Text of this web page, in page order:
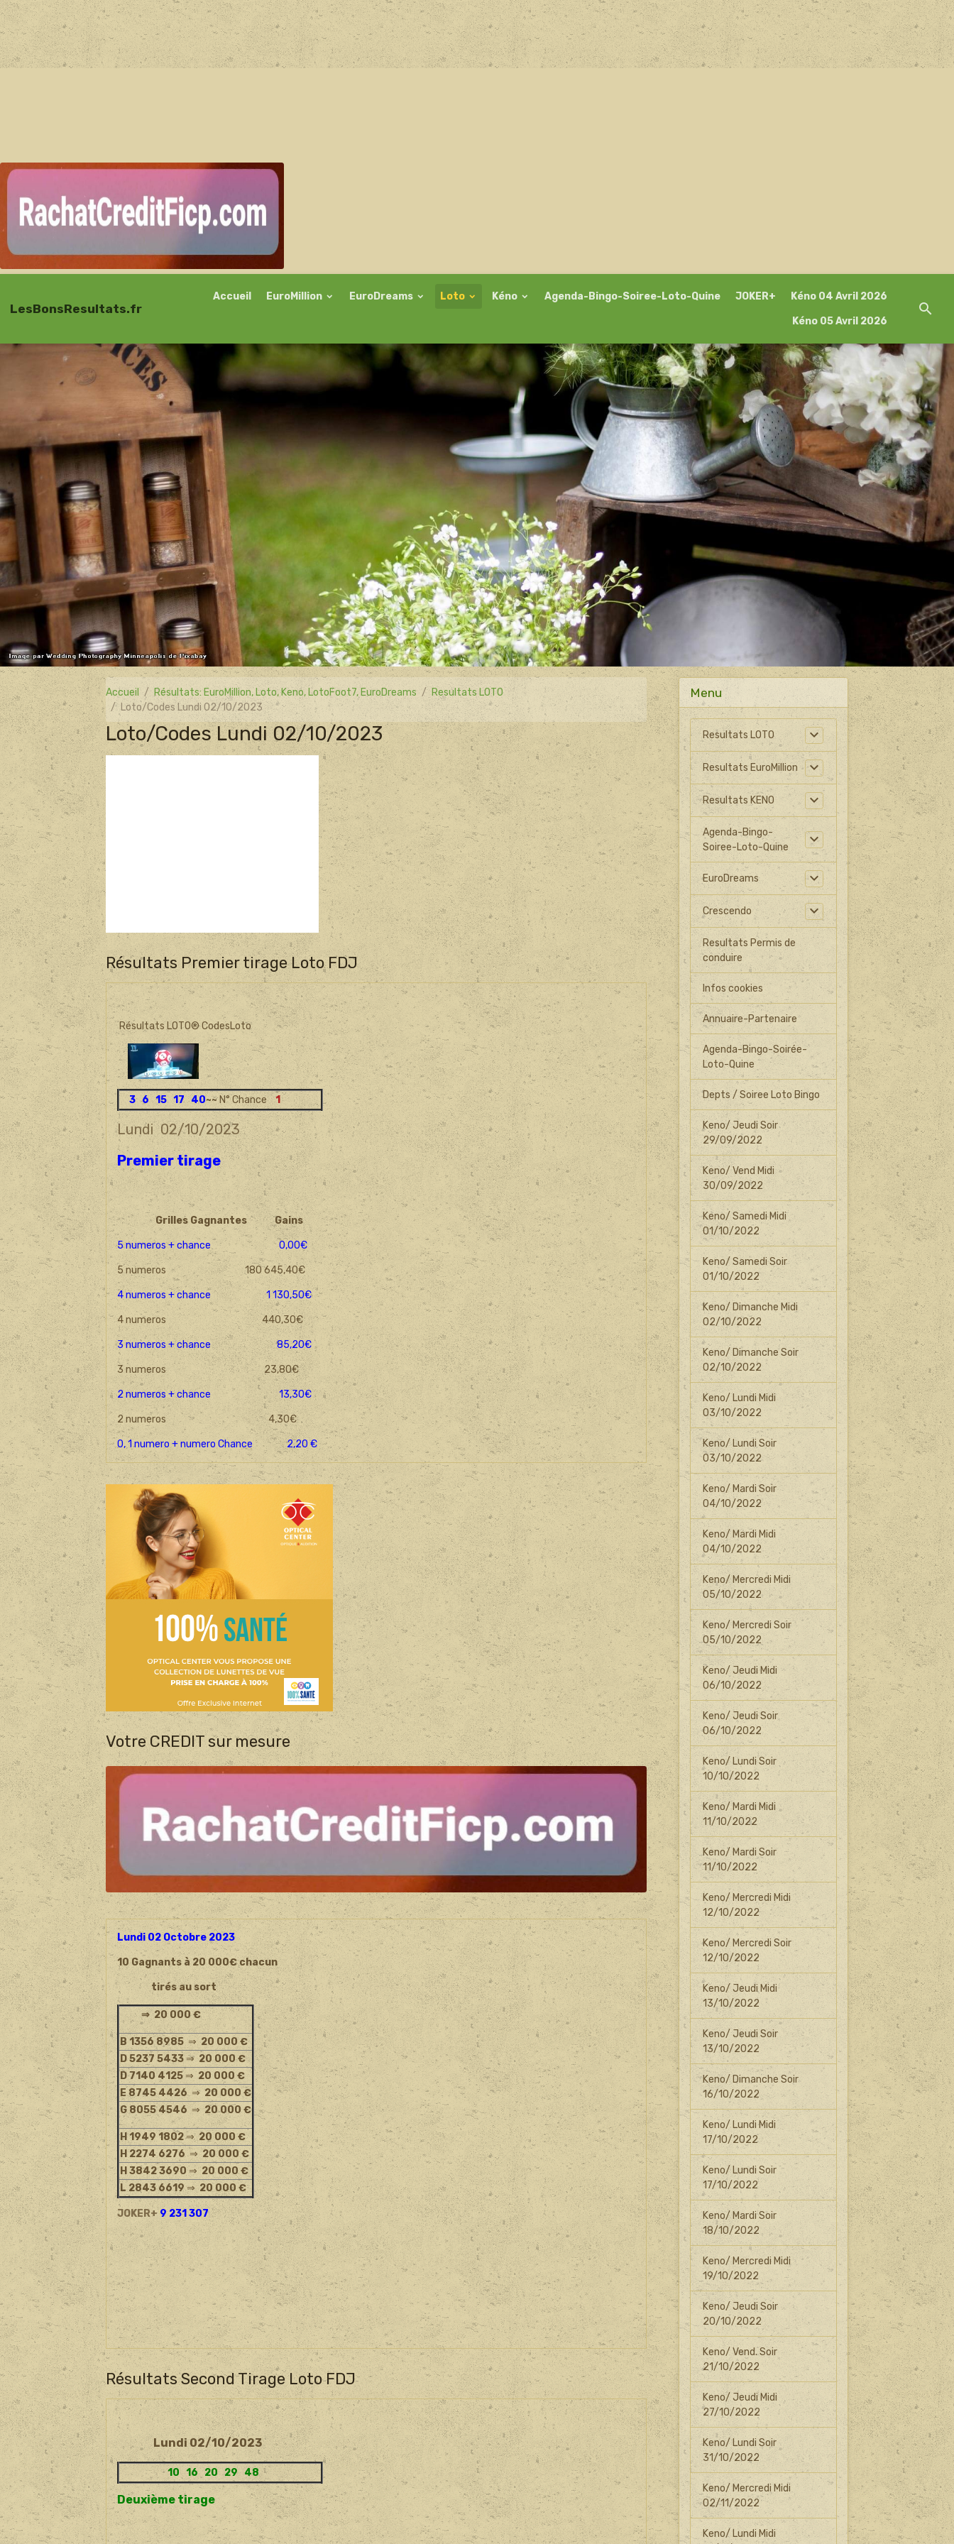
LesBonsResultats.fr
Accueil EuroMillion EuroDreams Loto Kéno Agenda-Bingo-Soiree-Loto-Quine JOKER+ Kéno 04 Avril 2026
Kéno 05 Avril 2026
Accueil Résultats: EuroMillion, Loto, Keno, LotoFoot7, EuroDreams
Resultats LOTO
Loto/Codes Lundi 02/10/2023
Loto/Codes Lundi 02/10/2023
Résultats Premier tirage Loto FDJ
Résultats LOTO® CodesLoto
Lundi 02/10/2023
Premier tirage
3 6 15 17 40~~ N° Chance1
Grilles GagnantesGains
5 numeros + chance 0,00€
5 numeros 180 645,40€
4 numeros + chance 1 130,50€
4 numeros 440,30€
3 numeros + chance 85,20€
3 numeros 23,80€
2 numeros + chance 13,30€
2 numeros 4,30€
0, 1 numero + numero Chance 2,20 €
Votre CREDIT sur mesure
Lundi 02 Octobre 2023
10 Gagnants à 20 000€ chacun
tirés au sort
JOKER+9 231 307
⇒ 20 000 €
B 1356 8985⇒20 000 €
D 5237 5433 ⇒ 20 000 €
D 7140 4125 ⇒ 20 000 €
E 8745 4426⇒20 000 €
G 8055 4546⇒ 20 000 €
H 1949 1802⇒20 000 €
H 2274 6276⇒ 20 000 €
H 3842 3690⇒ 20 000 €
L 2843 6619⇒20 000 €
Résultats Second Tirage Loto FDJ
Lundi 02/10/2023
Deuxième tirage
10 16 20 29 48
Menu
Resultats LOTO
Resultats EuroMillion
Resultats KENO
Agenda-Bingo-
Soiree-Loto-Quine
EuroDreams
Crescendo
Resultats Permis de
conduire
Infos cookies
Annuaire-Partenaire
Agenda-Bingo-Soirée-
Loto-Quine
Depts / Soiree Loto Bingo
Keno/ Jeudi Soir
29/09/2022
Keno/ Vend Midi
30/09/2022
Keno/ Samedi Midi
01/10/2022
Keno/ Samedi Soir
01/10/2022
Keno/ Dimanche Midi
02/10/2022
Keno/ Dimanche Soir
02/10/2022
Keno/ Lundi Midi
03/10/2022
Keno/ Lundi Soir
03/10/2022
Keno/ Mardi Soir
04/10/2022
Keno/ Mardi Midi
04/10/2022
Keno/ Mercredi Midi
05/10/2022
Keno/ Mercredi Soir
05/10/2022
Keno/ Jeudi Midi
06/10/2022
Keno/ Jeudi Soir
06/10/2022
Keno/ Lundi Soir
10/10/2022
Keno/ Mardi Midi
11/10/2022
Keno/ Mardi Soir
11/10/2022
Keno/ Mercredi Midi
12/10/2022
Keno/ Mercredi Soir
12/10/2022
Keno/ Jeudi Midi
13/10/2022
Keno/ Jeudi Soir
13/10/2022
Keno/ Dimanche Soir
16/10/2022
Keno/ Lundi Midi
17/10/2022
Keno/ Lundi Soir
17/10/2022
Keno/ Mardi Soir
18/10/2022
Keno/ Mercredi Midi
19/10/2022
Keno/ Jeudi Soir
20/10/2022
Keno/ Vend. Soir
21/10/2022
Keno/ Jeudi Midi
27/10/2022
Keno/ Lundi Soir
31/10/2022
Keno/ Mercredi Midi
02/11/2022
Keno/ Lundi Midi